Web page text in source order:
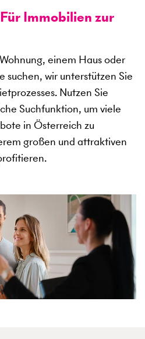
Immobilien zur
einem Haus oder
wir unterstützen Sie
Nutzen Sie
Suchfunktion, um viele
in Österreich zu
großen und attraktiven